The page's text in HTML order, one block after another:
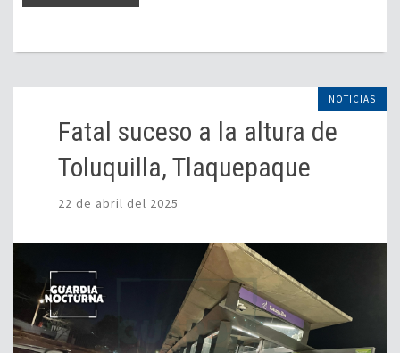
NOTICIAS
Fatal suceso a la altura de
Toluquilla, Tlaquepaque
22 de abril del 2025